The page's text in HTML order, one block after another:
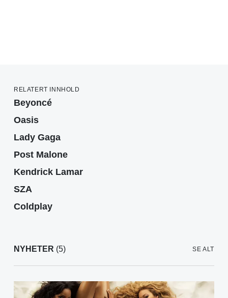
RELATERT INNHOLD
Beyoncé
Oasis
Lady Gaga
Post Malone
Kendrick Lamar
SZA
Coldplay
NYHETER (5) SE ALT